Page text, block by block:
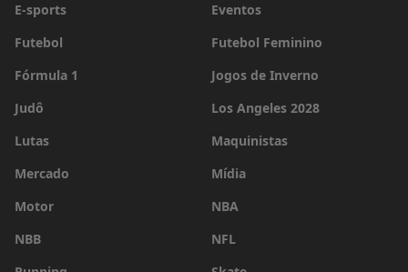
E-sports
Eventos
Futebol
Futebol Feminino
Fórmula 1
Jogos de Inverno
Judô
Los Angeles 2028
Lutas
Maquinistas
Mercado
Mídia
Motor
NBA
NBB
NFL